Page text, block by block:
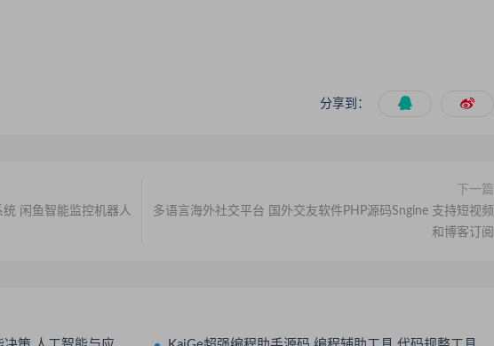
分享到：
闲鱼智能监控机器人
下一篇
多语言海外社交平台 国外交友软件PHP源码Sngine 支持短视频
和博客订阅